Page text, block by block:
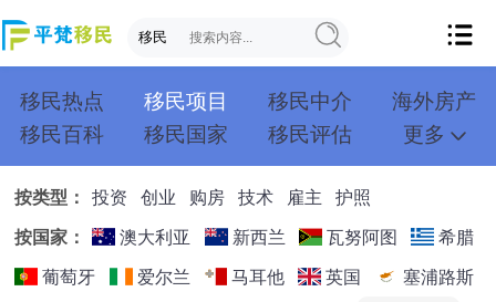
移民热点 移民项目 移民中介
海外房产
移民百科
移民国家 移民评估
更多
成功案例
投资移民 创业移民
购房移民
护照移民
技术移民 雇主移民
联系我们
按类型： 投资 创业 购房 技术 雇主 护照
按国家：
澳大利亚 新西兰 瓦努阿图
希腊
葡萄牙
爱尔兰 马耳他 英国
塞浦路斯